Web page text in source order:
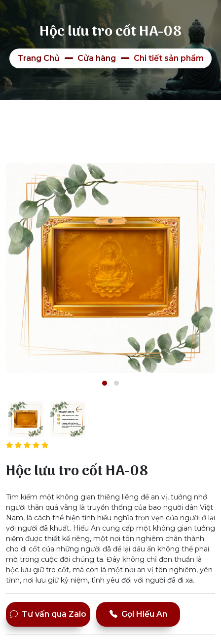
Hộc lưu tro cốt HA-08
Trang Chủ Cửa hàng Chi tiết sản phẩm
Hộc lưu tro cốt HA-08
Tìm kiếm một không gian thiêng liêng để an vị, tưởng nhớ
người thân quá vãng là truyền thống của bao người dân Việt
Nam, là cách thể hiện tình hiếu nghĩa trọn vẹn của người ở lại
với người đã khuất. Hiếu An cung cấp một không gian tưởng
niệm được thiết kế riêng, một nơi tôn nghiêm chân thành
cho di cốt của những người đã để lại dấu ấn không thể phai
mờ trong cuộc đời chúng ta. Đây không chỉ đơn thuần là
hộc lưu giữ tro cốt, mà còn là một nơi an vị tôn nghiêm, yên
tĩnh, nơi lưu giữ kỷ niệm, tình yêu đối với người đã đi xa.
Tư vấn qua Zalo Gọi Hiếu An